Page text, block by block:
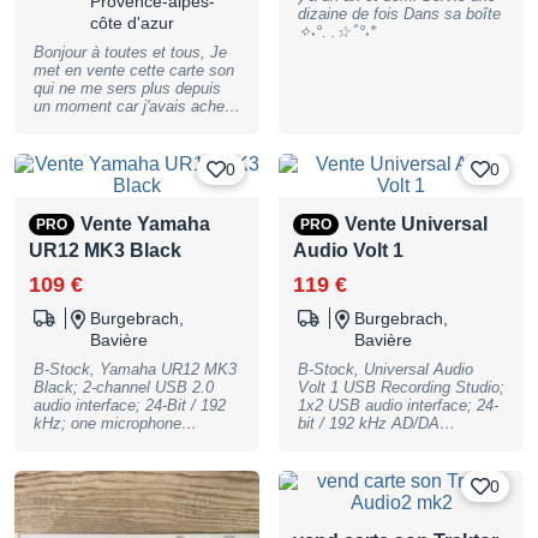
côte d'azur
Bonjour à toutes et tous, Je
met en vente cette carte son
qui ne me sers plus depuis
un moment car j'avais acheté
est dommage, car elle
fonctionne vraiment très bien.
Bon état esthétique global,
quelques légères traces
d'usures. Très bonne
interface audio pour son prix !
compact c'est parfait. !
Attention le driver est
incompatible avec les
"nouvelles" puces Apple
Silicon de Mac (série M) !
Aucun problème sur windows
et les mac sous Intel. Je n'ai
plus la boite d'origine, vendu
avec câble usb (alimentation
dizaine de fois Dans sa boîte
✧˖°. .☆ﾟ°˖*
0
PRO
Vente Yamaha
UR12 MK3 Black
109 €
Burgebrach,
Bavière
B-Stock, Yamaha UR12 MK3
Black; 2-channel USB 2.0
audio interface; 24-Bit / 192
kHz; one microphone
Cubase AI/LE (download
versions) and USB-C to USB
type A cable; connections:
1x microphone / line combo
0
PRO
Vente Universal
Audio Volt 1
119 €
Burgebrach,
Bavière
B-Stock, Universal Audio
Volt 1 USB Recording Studio;
1x2 USB audio interface; 24-
bit / 192 kHz AD/DA
vintage mic preamp mode;
+48V phantom power
switchable; headphone
amplifier; direct monitoring;
0